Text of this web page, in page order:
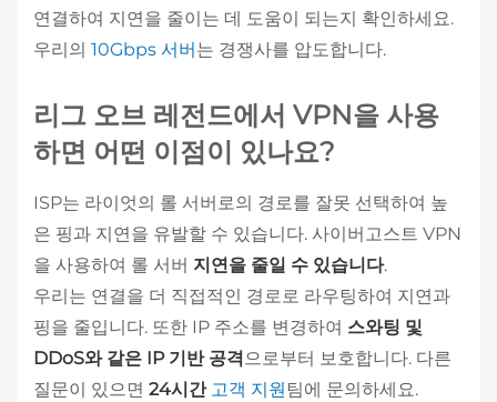
연결하여 지연을 줄이는 데 도움이 되는지 확인하세요.
우리의 10Gbps 서버 는 경쟁사를 압도합니다.
리그 오브 레전드에서 VPN을 사용
하면 어떤 이점이 있나요?
ISP는 라이엇의 롤 서버로의 경로를 잘못 선택하여 높
은 핑과 지연을 유발할 수 있습니다. 사이버고스트 VPN
을 사용하여 롤 서버 지연을 줄일 수 있습니다.
우리는 연결을 더 직접적인 경로로 라우팅하여 지연과
핑을 줄입니다. 또한 IP 주소를 변경하여 스와팅 및
DDoS와 같은 IP 기반 공격으로부터 보호합니다. 다른
질문이 있으면 24시간고객 지원팀에 문의하세요.